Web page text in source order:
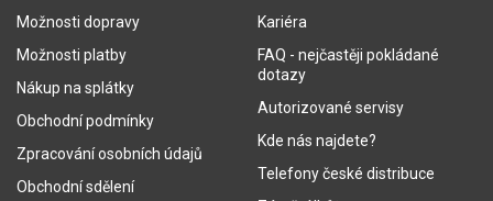
Možnosti dopravy
Možnosti platby
Nákup na splátky
Obchodní podmínky
Zpracování osobních údajů
Obchodní sdělení
Kariéra
FAQ - nejčastěji pokládané
dotazy
Autorizované servisy
Kde nás najdete?
Telefony české distribuce